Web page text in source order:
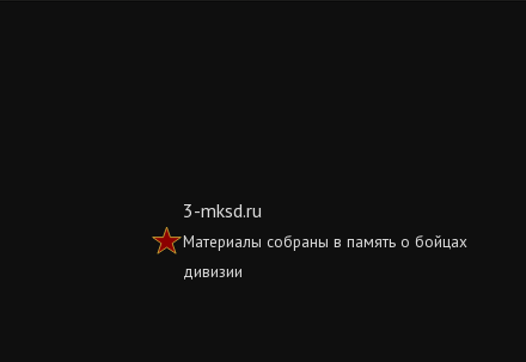
3-mksd.ru
Материалы собраны в память о бойцах
дивизии